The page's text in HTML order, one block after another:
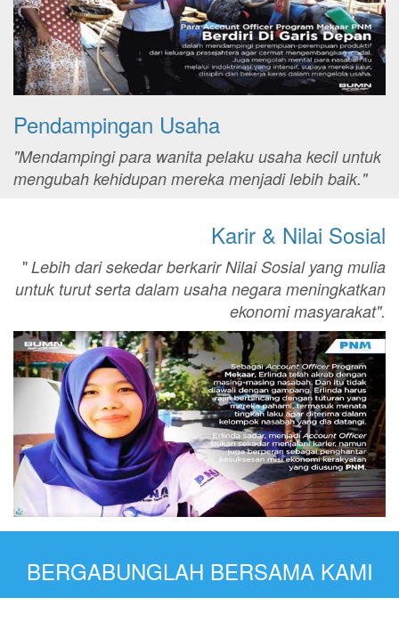
Pendampingan Usaha
"Mendampingi para wanita pelaku usaha kecil untuk
mengubah kehidupan mereka menjadi lebih baik."
Karir & Nilai Sosial
"Lebih dari sekedar berkarir Nilai Sosial yang mulia
untuk turut serta dalam usaha negara meningkatkan
ekonomi masyarakat".
BERGABUNGLAH BERSAMA KAMI